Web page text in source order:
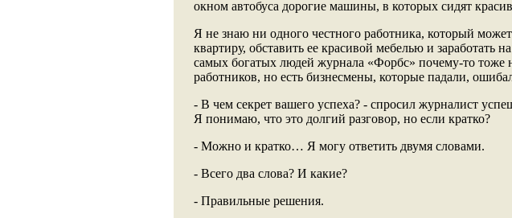
окном автобуса дорогие машины, в которых сидят
Я не знаю ни одного честного работника, который
квартиру, обставить ее красивой мебелью и заработать
самых богатых людей журнала «Форбс» почему-то тоже
работников, но есть бизнесмены, которые падали,
- В чем секрет вашего успеха? - спросил журналист
Я понимаю, что это долгий разговор, но если кратко?
- Можно и кратко… Я могу ответить двумя словами.
- Всего два слова? И какие?
- Правильные решения.